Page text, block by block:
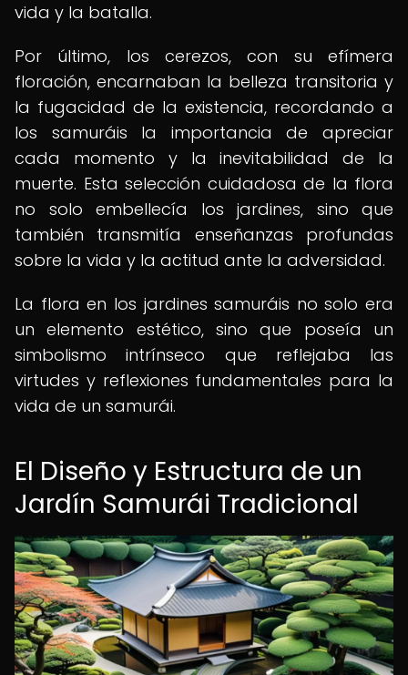
vida y la batalla.
Por último, los cerezos, con su efímera
floración, encarnaban la belleza transitoria y
la fugacidad de la existencia, recordando a
los samuráis la importancia de apreciar
cada momento y la inevitabilidad de la
muerte. Esta selección cuidadosa de la flora
no solo embellecía los jardines, sino que
también transmitía enseñanzas profundas
sobre la vida y la actitud ante la adversidad.
La flora en los jardines samuráis no solo era
un elemento estético, sino que poseía un
simbolismo intrínseco que reflejaba las
virtudes y reflexiones fundamentales para la
vida de un samurái.
El Diseño y Estructura de un
Jardín Samurái Tradicional